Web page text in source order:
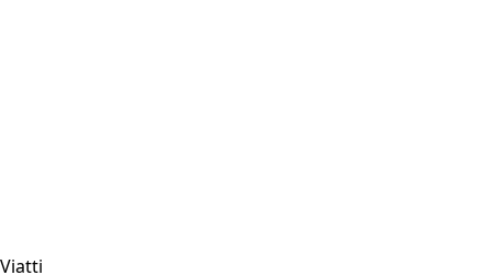
Viatti